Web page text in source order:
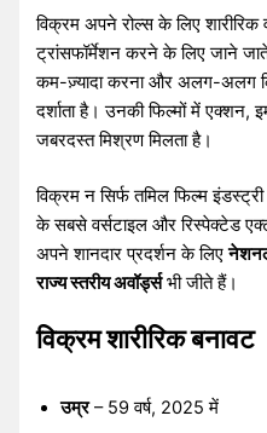
विक्रम अपने रोल्स के लिए
ट्रांसफॉर्मेशन करने के लिए जाने
कम-ज़्यादा करना और अलग-अलग
दर्शाता है। उनकी फिल्मों में
जबरदस्त मिश्रण मिलता है।
विक्रम न सिर्फ तमिल फिल्म
के सबसे वर्सटाइल और रिस्पेक्टेड
अपने शानदार प्रदर्शन के लिए
राज्य स्तरीय अवॉर्ड्सभी जीते हैं।
विक्रम शारीरिक बनावट
उम्र– 59 वर्ष, 2025 में